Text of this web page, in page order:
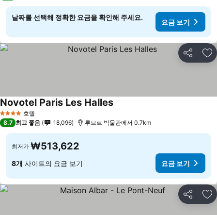
날짜를 선택해 정확한 요금을 확인해 주세요.
요금 보기
공유 즐
4 성급 호텔
Novotel Paris Les Halles
8.7 최고 좋음 18,096 루브르 박물관에서 0.7km
최저가 ₩513,622
8개 사이트의 요금 보기 요금 보기
공유 즐